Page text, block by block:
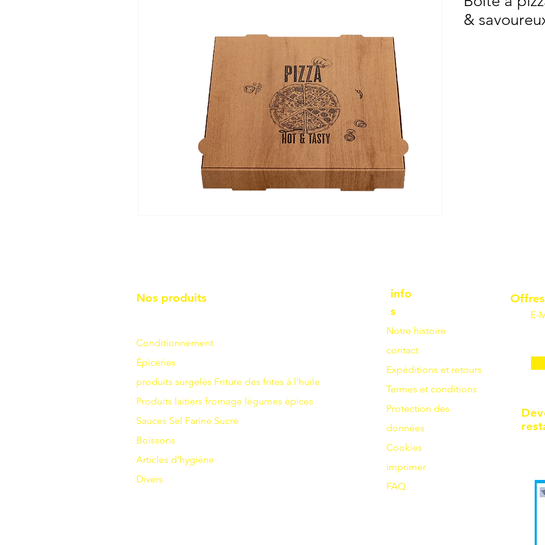
&
Nos produits
Conditionnement
Épiceries
produits surgelés Friture des frites à l'huile
Produits laitiers fromage légumes épices
Sauces Sel Farine Sucre
Boissons
Articles d'hygiène
Divers
info
s
Notre histoire
contact
Expéditions et retours
Termes et conditions
Protection des
données
Cookies
imprimer
FAQ
E-